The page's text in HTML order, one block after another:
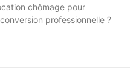
chômage pour
professionnelle ?